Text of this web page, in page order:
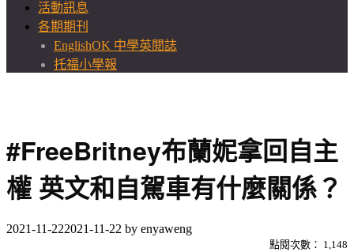
活動訊息
各期期刊
EnglishOK 中學英閱誌
托福小學報
#FreeBritney布蘭妮拿回自主
權 英文和自駕車有什麼關係？
2021-11-222021-11-22 by enyaweng
點閱次數： 1,148